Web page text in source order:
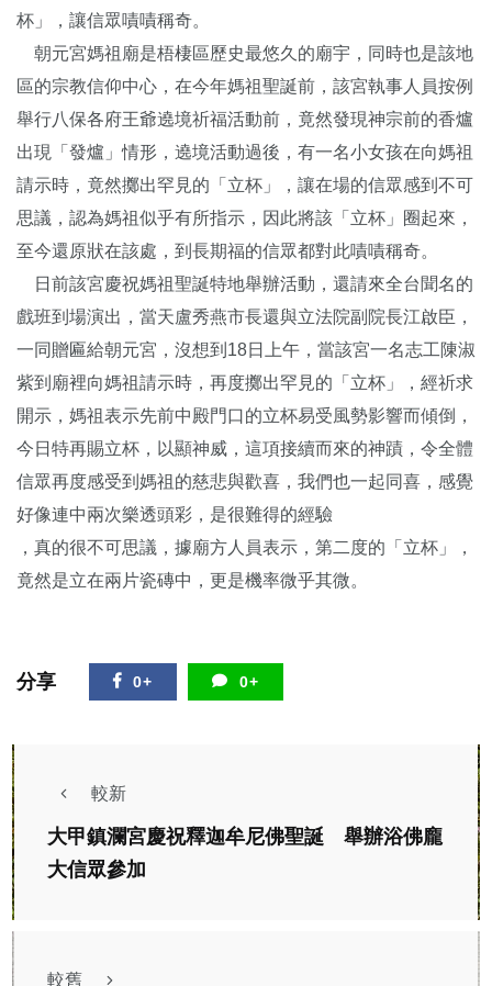
杯」，讓信眾嘖嘖稱奇。
朝元宮媽祖廟是梧棲區歷史最悠久的廟宇，同時也是該地
區的宗教信仰中心，在今年媽祖聖誕前，該宮執事人員按例
舉行八保各府王爺遶境祈福活動前，竟然發現神宗前的香爐
出現「發爐」情形，遶境活動過後，有一名小女孩在向媽祖
請示時，竟然擲出罕見的「立杯」，讓在場的信眾感到不可
思議，認為媽祖似乎有所指示，因此將該「立杯」圈起來，
至今還原狀在該處，到長期福的信眾都對此嘖嘖稱奇。
日前該宮慶祝媽祖聖誕特地舉辦活動，還請來全台聞名的
戲班到場演出，當天盧秀燕市長還與立法院副院長江啟臣，
一同贈匾給朝元宮，沒想到18日上午，當該宮一名志工陳淑
紫到廟裡向媽祖請示時，再度擲出罕見的「立杯」，經祈求
開示，媽祖表示先前中殿門口的立杯易受風勢影響而傾倒，
今日特再賜立杯，以顯神威，這項接續而來的神蹟，令全體
信眾再度感受到媽祖的慈悲與歡喜，我們也一起同喜，感覺
好像連中兩次樂透頭彩，是很難得的經驗
，真的很不可思議，據廟方人員表示，第二度的「立杯」，
竟然是立在兩片瓷磚中，更是機率微乎其微。
分享 0+ 0+
較新
大甲鎮瀾宮慶祝釋迦牟尼佛聖誕 舉辦浴佛龐
大信眾參加
較舊